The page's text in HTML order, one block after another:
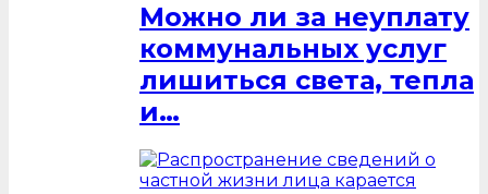
Можно ли за неуплату
коммунальных услуг
лишиться света, тепла
и…